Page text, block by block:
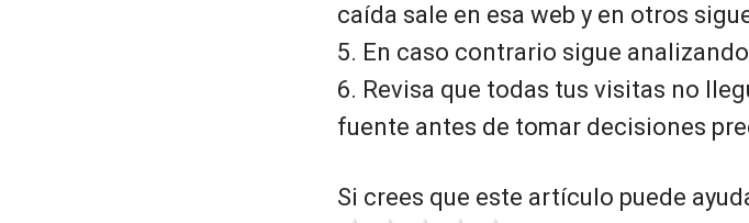
caída sale en esa web y en otros
5. En caso contrario sigue
6. Revisa que todas tus visitas no
fuente antes de tomar decisiones
Si crees que este artículo puede